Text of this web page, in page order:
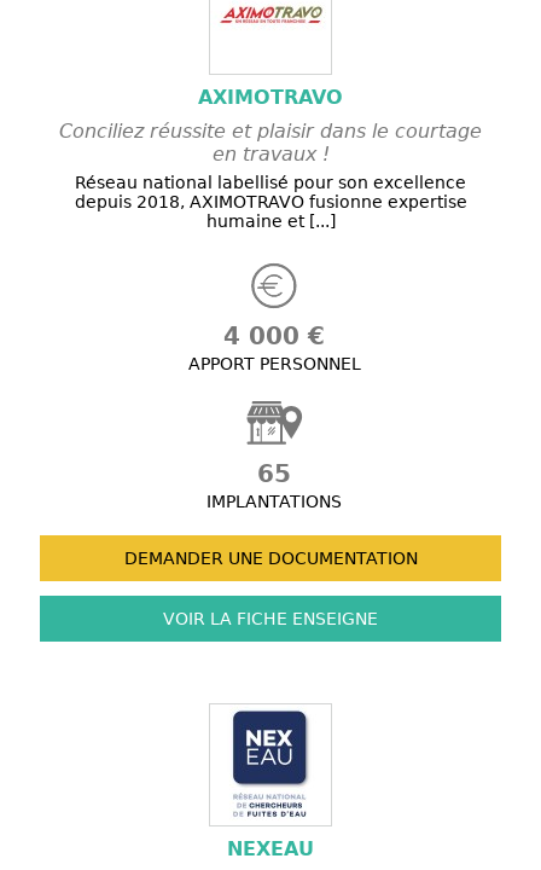
AXIMOTRAVO
Conciliez réussite et plaisir dans le courtage
en travaux !
Réseau national labellisé pour son excellence
depuis 2018, AXIMOTRAVO fusionne expertise
humaine et [...]
4 000 €
APPORT PERSONNEL
65
IMPLANTATIONS
DEMANDER UNE DOCUMENTATION
VOIR LA FICHE ENSEIGNE
NEXEAU